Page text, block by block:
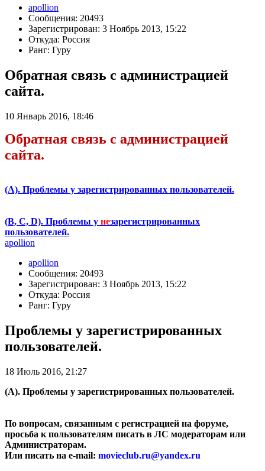
apollion
Сообщения: 20493
Зарегистрирован: 3 Ноябрь 2013, 15:22
Откуда: Россия
Ранг: Гуру
Обратная связь с администрацией
сайта.
10 Январь 2016, 18:46
Обратная связь с администрацией
сайта.
(А). Проблемы у зарегистрированных пользователей.
(B, C, D). Проблемы у незарегистрированных
пользователей.
apollion
apollion
Сообщения: 20493
Зарегистрирован: 3 Ноябрь 2013, 15:22
Откуда: Россия
Ранг: Гуру
Проблемы у зарегистрированных
пользователей.
18 Июль 2016, 21:27
(А). Проблемы у зарегистрированных пользователей.
По вопросам, связанным с регистрацией на форуме,
просьба к пользователям писать в ЛС модераторам или
Администраторам.
Или писать на e-mail: movieclub.ru@yandex.ru